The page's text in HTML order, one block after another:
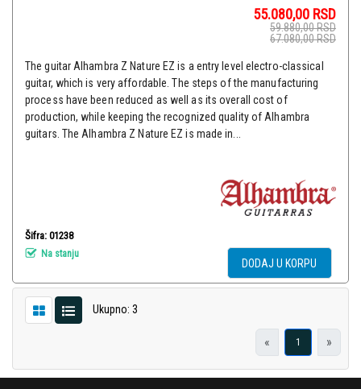
55.080,00 RSD
59.880,00RSD
67.080,00RSD
The guitar Alhambra Z Nature EZ is a entry level electro-classical
guitar, which is very affordable. The steps of the manufacturing
process have been reduced as well as its overall cost of
production, while keeping the recognized quality of Alhambra
guitars. The Alhambra Z Nature EZ is made in...
Šifra: 01238
Na stanju
DODAJ U KORPU
Ukupno: 3
« 1 »